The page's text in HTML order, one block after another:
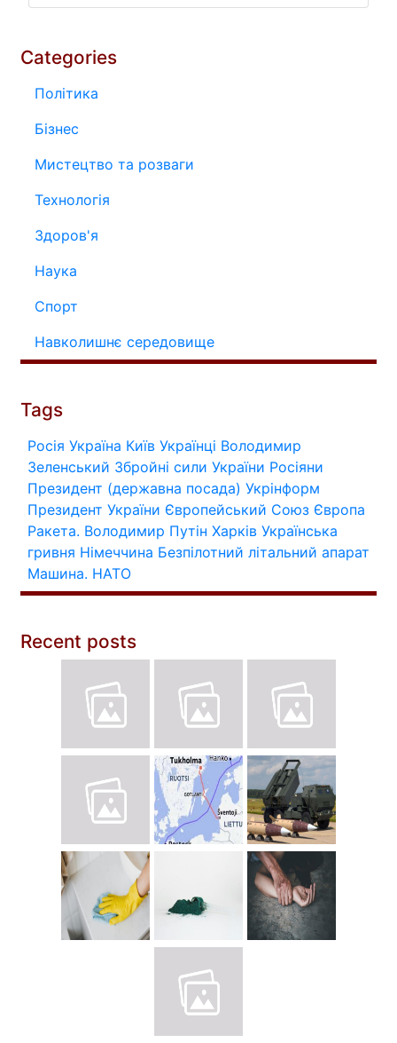
Categories
Політика
Бізнес
Мистецтво та розваги
Технологія
Здоров'я
Наука
Спорт
Навколишнє середовище
Tags
Росія Україна Київ Українці Володимир
Зеленський Збройні сили України Росіяни
Президент (державна посада) Укрінформ
Президент України Європейський Союз Європа
Ракета. Володимир Путін Харків Українська
гривня Німеччина Безпілотний літальний апарат
Машина. НАТО
Recent posts